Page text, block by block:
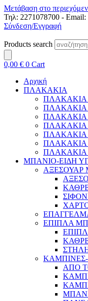
Μετάβαση στο
Τηλ: 2271078700 -
Σύνδεση/Εγγραφή
Products search
0,00 € 0 Cart
Αρχική
ΠΛΑΚΑΚΙΑ
ΠΛΑΚΑΚΙΑ
ΠΛΑΚΑΚΙΑ
ΠΛΑΚΑΚΙΑ
ΠΛΑΚΑΚΙΑ
ΠΛΑΚΑΚΙΑ
ΠΛΑΚΑΚΙΑ
ΜΠΑΝΙΟ-ΕΙΔΗ
ΑΞΕΣΟΥΑΡ
ΕΠΙΠΛΑ
ΚΑΜΠΙΝΕΣ-
ΑΠΟ